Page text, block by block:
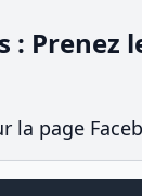
: Prenez
la page